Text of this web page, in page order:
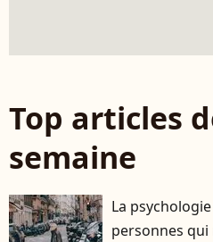
Top articles
semaine
La
personnes